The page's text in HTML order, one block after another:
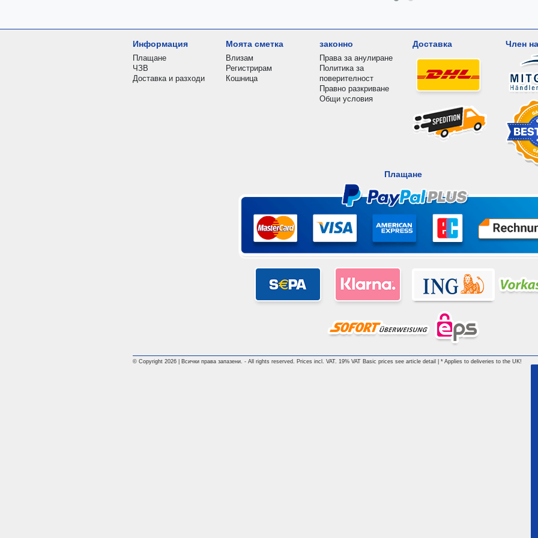
Информация
Плащане
ЧЗВ
Доставка и разходи
Моята сметка
Влизам
Регистрирам
Кошница
законно
Права за анулиране
Политика за
поверителност
Правно разкриване
Общи условия
Доставка Член
Плащане
© Copyright 2026 | Всички права запазени. - All rights reserved. Prices incl. VAT. 19% VAT Basic prices see article detail | * Applies to deliveries to the UK!